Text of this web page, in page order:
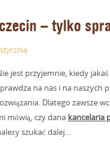
– tylko
jest przyjemnie, kiedy
na nas i na naszych
Dlatego zawsze
mówią, czy dana kancelaria
szukać dalej...